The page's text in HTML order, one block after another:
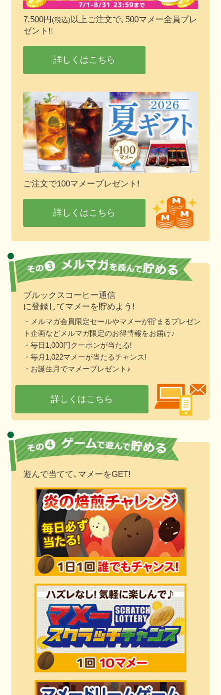
7,500円 (税込)以上ご注文で､500マメー全員プレ
ゼント!!
詳しくはこちら
ご注文で100マメープレゼント!
詳しくはこちら
ブルックスコーヒー通信
に登録してマメーを貯めよう!
・メルマガ会員限定セールやマメーが貯まるプレゼン
ト企画などメルマガ限定のお得情報をお届け♪
・毎日1,000円クーポンが当たる!
・毎月1,022マメーが当たるチャンス!
・お誕生月でマメープレゼント♪
詳しくはこちら
遊んで当てて､マメーをGET!